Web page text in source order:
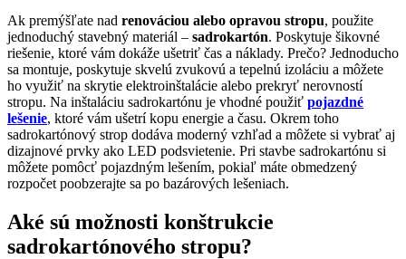
Ak premýšľate nad renováciou alebo opravou stropu, použite
jednoduchý stavebný materiál – sadrokartón. Poskytuje šikovné
riešenie, ktoré vám dokáže ušetriť čas a náklady. Prečo? Jednoducho
sa montuje, poskytuje skvelú zvukovú a tepelnú izoláciu a môžete
ho využiť na skrytie elektroinštalácie alebo prekryť nerovností
stropu. Na inštaláciu sadrokartónu je vhodné použiť pojazdné
lešenie, ktoré vám ušetrí kopu energie a času. Okrem toho
sadrokartónový strop dodáva moderný vzhľad a môžete si vybrať aj
dizajnové prvky ako LED podsvietenie. Pri stavbe sadrokartónu si
môžete pomôcť pojazdným lešením, pokiaľ máte obmedzený
rozpočet poobzerajte sa po bazárových lešeniach.
Aké sú možnosti konštrukcie
sadrokartónového stropu?